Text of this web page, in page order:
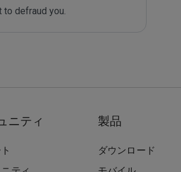
to defraud you.
ニティ 製品
ダウンロード